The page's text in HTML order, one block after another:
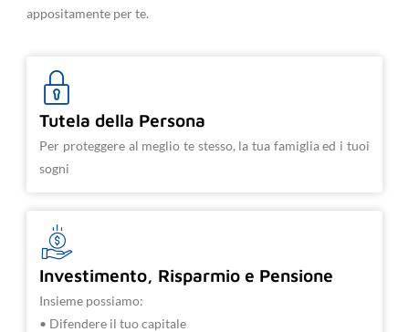
appositamente per te.
Tutela della Persona
Per proteggere al meglio te stesso, la tua famiglia ed i tuoi
sogni
Investimento, Risparmio e Pensione
Insieme possiamo:
• Difendere il tuo capitale